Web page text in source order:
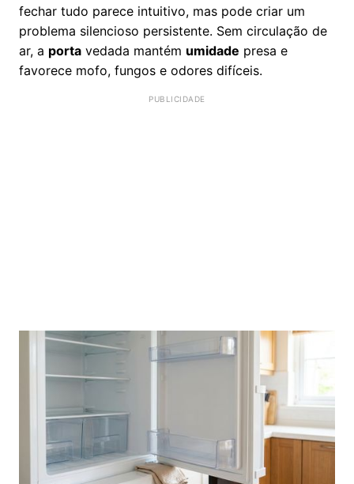
fechar tudo parece intuitivo, mas pode criar um
problema silencioso persistente. Sem circulação de
ar, a porta vedada mantém umidade presa e
favorece mofo, fungos e odores difíceis.